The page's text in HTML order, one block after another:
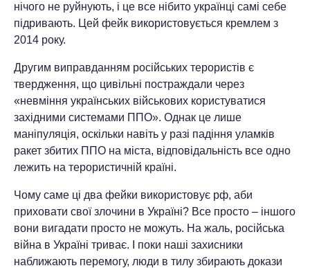
нічого не руйнують, і це все нібито українці самі себе
підривають. Цей фейк використовується кремлем з
2014 року.
Другим виправданням російських терористів є
твердження, що цивільні постраждали через
«невміння українських військових користуватися
західними системами ППО». Однак це лише
маніпуляція, оскільки навіть у разі падіння уламків
ракет збитих ППО на міста, відповідальність все одно
лежить на терористичній країні.
Чому саме ці два фейки використовує рф, аби
приховати свої злочини в Україні? Все просто – іншого
вони вигадати просто не можуть. На жаль, російська
війна в Україні триває. І поки наші захисники
наближають перемогу, люди в тилу збирають докази